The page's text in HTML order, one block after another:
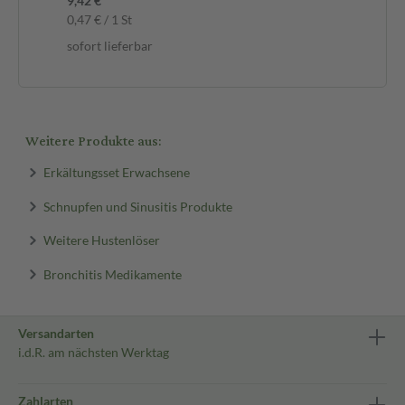
0,47 € / 1 St
sofort lieferbar
Weitere Produkte aus:
Erkältungsset Erwachsene
Schnupfen und Sinusitis Produkte
Weitere Hustenlöser
Bronchitis Medikamente
Versandarten
i.d.R. am nächsten Werktag
Zahlarten